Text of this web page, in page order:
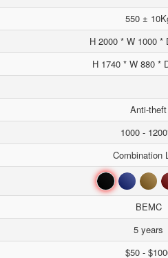
550 ±
H 2000 * W 1000 *
H 1740 * W 880 *
Anti-theft
1000 -
Combination
Đen Xanh Nâu
BEMC
5 years
$50 -